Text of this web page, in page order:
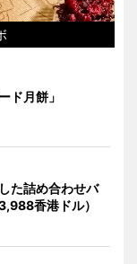
ド月餅」
た詰め合わせバ
香港ドル）